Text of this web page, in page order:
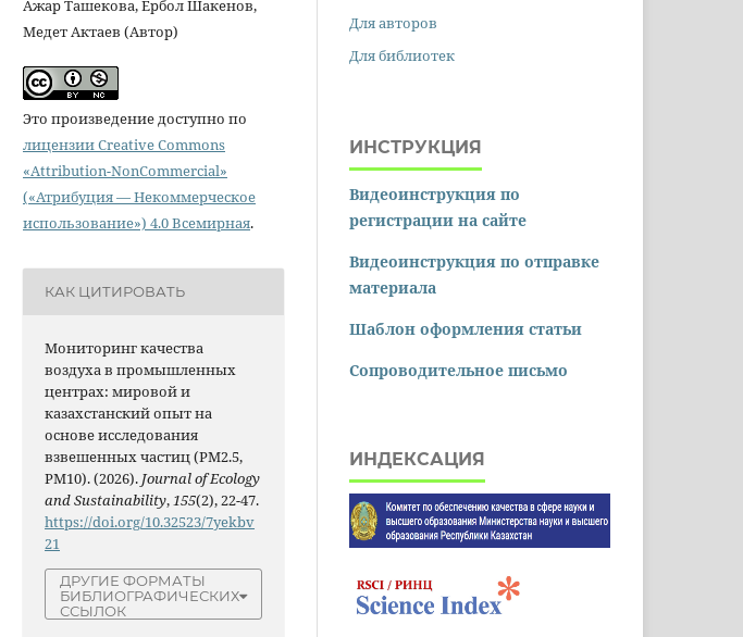
Ажар Ташекова, Ербол Шакенов,
Медет Актаев (Автор)
Это произведение доступно по
лицензии Creative Commons
«Attribution-NonCommercial»
(«Атрибуция — Некоммерческое
использование») 4.0 Всемирная.
КАК ЦИТИРОВАТЬ
Мониторинг качества
воздуха в промышленных
центрах: мировой и
казахстанский опыт на
основе исследования
взвешенных частиц (PM2.5,
PM10). (2026). Journal of Ecology
and Sustainability, 155(2), 22-47.
https://doi.org/10.32523/7yekbv
21
ДРУГИЕ ФОРМАТЫ
БИБЛИОГРАФИЧЕСКИХ
ССЫЛОК
Для авторов
Для библиотек
ИНСТРУКЦИЯ
Видеоинструкция по
регистрации на сайте
Видеоинструкция по отправке
материала
Шаблон оформления статьи
Сопроводительное письмо
ИНДЕКСАЦИЯ